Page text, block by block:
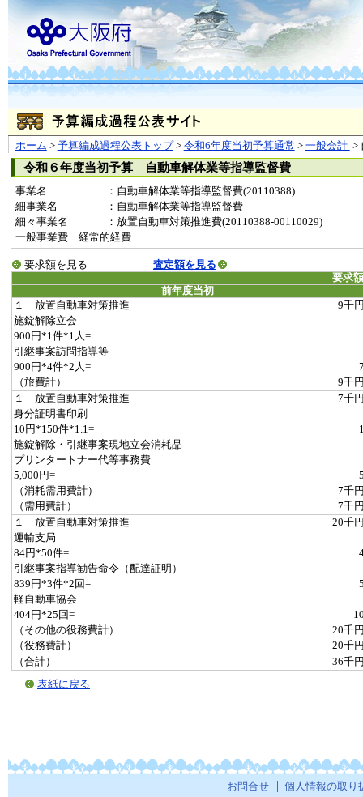
ホーム > 予算編成過程公表トップ> 令和6年度当初予算通常 > 一般会計 >
令和６年度当初予算 自動車解体業等指導監督費
事業名
：自動車解体業等指導監督費(20110388)
細事業名
：自動車解体業等指導監督費
細々事業名
：放置自動車対策推進費(20110388-00110029)
一般事業費 経常的経費
要求額を見る
査定額を見る
要求
前年度当初
１ 放置自動車対策推進
9千
施錠解除立会
900円*1件*1人=
引継事案訪問指導等
900円*4件*2人=
（旅費計）
9千
１ 放置自動車対策推進
7千
身分証明書印刷
10円*150件*1.1=
施錠解除・引継事案現地立会消耗品
プリンタートナー代等事務費
5,000円=
（消耗需用費計）
7千
（需用費計）
7千
１ 放置自動車対策推進
20千
運輸支局
84円*50件=
引継事案指導勧告命令（配達証明）
839円*3件*2回=
軽自動車協会
404円*25回=
（その他の役務費計）
20千
（役務費計）
20千
（合計）
36千
表紙に戻る
お問合せ 個人情報の取り